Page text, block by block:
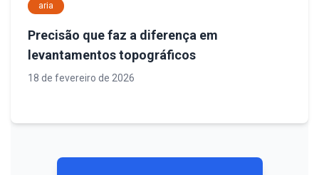
aria
Precisão que faz a diferença em
levantamentos topográficos
18 de fevereiro de 2026